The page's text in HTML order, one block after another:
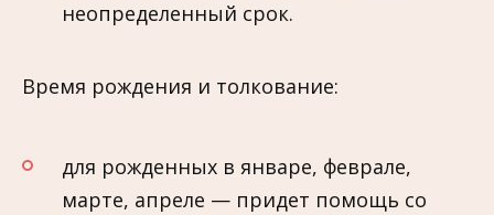
неопределенный срок.
Время рождения и толкование:
для рожденных в январе, феврале,
марте, апреле — придет помощь со